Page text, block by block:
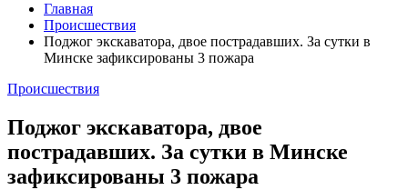
Главная
Происшествия
Поджог экскаватора, двое пострадавших. За сутки в
Минске зафиксированы 3 пожара
Происшествия
Поджог экскаватора, двое
пострадавших. За сутки в Минске
зафиксированы 3 пожара